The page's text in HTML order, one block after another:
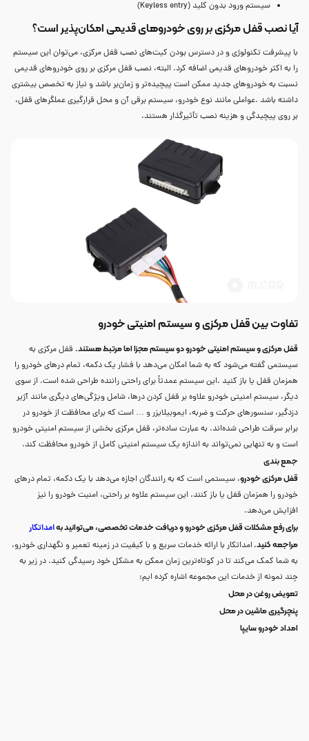
سیستم ورود بدون کلید (Keyless entry)
آیا نصب قفل مرکزی بر روی خودروهای قدیمی امکان‌پذیر است؟
با پیشرفت تکنولوژی و در دسترس بودن کیت‌های نصب قفل مرکزی، می‌توان این سیستم
را به اکثر خودروهای قدیمی اضافه کرد. البته، نصب قفل مرکزی بر روی خودروهای قدیمی
نسبت به خودروهای جدید ممکن است پیچیده‌تر و زمان‌بر باشد و نیاز به تخصص بیشتری
داشته باشد .عواملی مانند نوع خودرو، سیستم برقی آن و محل قرارگیری عملگرهای قفل،
بر روی پیچیدگی و هزینه نصب تأثیرگذار هستند.
تفاوت بین قفل مرکزی و سیستم امنیتی خودرو
قفل مرکزی و سیستم امنیتی خودرو دو سیستم مجزا اما مرتبط هستند. قفل مرکزی به
سیستمی گفته می‌شود که به شما امکان می‌دهد با فشار یک دکمه، تمام درهای خودرو را
همزمان قفل یا باز کنید .این سیستم عمدتاً برای راحتی راننده طراحی شده است. از سوی
دیگر، سیستم امنیتی خودرو علاوه بر قفل کردن درها، شامل ویژگی‌های دیگری مانند آژیر
دزدگیر، سنسورهای حرکت و ضربه، ایموبیلایزر و … است که برای محافظت از خودرو در
برابر سرقت طراحی شده‌اند. به عبارت ساده‌تر، قفل مرکزی بخشی از سیستم امنیتی خودرو
است و به تنهایی نمی‌تواند به اندازه یک سیستم امنیتی کامل از خودرو محافظت کند.
جمع بندی
قفل مرکزی خودرو، سیستمی است که به رانندگان اجازه می‌دهد با یک دکمه، تمام درهای
خودرو را همزمان قفل یا باز کنند. این سیستم علاوه بر راحتی، امنیت خودرو را نیز
افزایش می‌دهد.
برای رفع مشکلات قفل مرکزی خودرو و دریافت خدمات تخصصی، می‌توانید بهامداتکار
مراجعه کنید.امداتکار با ارائه خدمات سریع و با کیفیت در زمینه تعمیر و نگهداری خودرو،
به شما کمک می‌کند تا در کوتاه‌ترین زمان ممکن به مشکل خود رسیدگی کنید. در زیر به
چند نمونه از خدمات این مجموعه اشاره کرده ایم:
تعویض روغن در محل
پنچرگیری ماشین در محل
امداد خودرو سایپا